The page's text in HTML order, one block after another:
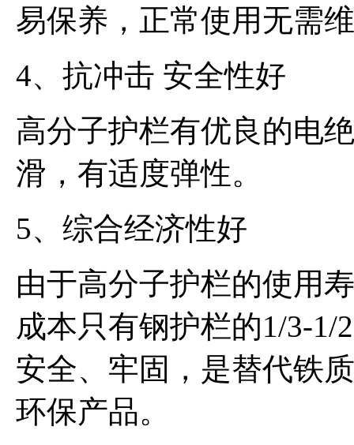
易保养，正常使用无需
4、抗冲击 安全性好
高分子护栏有优良的电
滑，有适度弹性。
5、综合经济性好
由于高分子护栏的使用
成本只有钢护栏的1/3-
安全、牢固，是替代铁
环保产品。